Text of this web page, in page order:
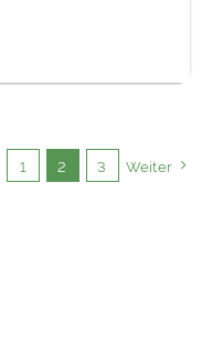
1 2 3 Weiter